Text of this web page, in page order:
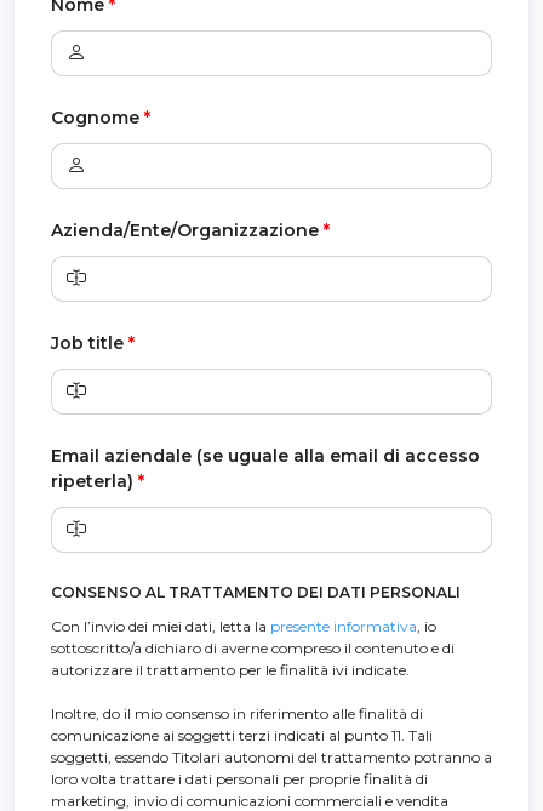
Nome *
Cognome *
Azienda/Ente/Organizzazione *
Job title *
Email aziendale (se uguale alla email di accesso
ripeterla) *
CONSENSO AL TRATTAMENTO DEI DATI PERSONALI
Con l’invio dei miei dati, letta la presente informativa, io
sottoscritto/a dichiaro di averne compreso il contenuto e di
autorizzare il trattamento per le finalità ivi indicate.
Inoltre, do il mio consenso in riferimento alle finalità di
comunicazione ai soggetti terzi indicati al punto 11. Tali
soggetti, essendo Titolari autonomi del trattamento potranno a
loro volta trattare i dati personali per proprie finalità di
marketing, invio di comunicazioni commerciali e vendita